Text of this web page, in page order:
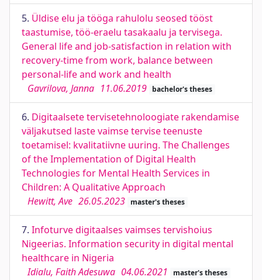
5. Üldise elu ja tööga rahulolu seosed tööst
taastumise, töö-eraelu tasakaalu ja tervisega.
General life and job-satisfaction in relation with
recovery-time from work, balance between
personal-life and work and health
Gavrilova, Janna 11.06.2019 bachelor's theses
6. Digitaalsete tervisetehnoloogiate rakendamise
väljakutsed laste vaimse tervise teenuste
toetamisel: kvalitatiivne uuring. The Challenges
of the Implementation of Digital Health
Technologies for Mental Health Services in
Children: A Qualitative Approach
Hewitt, Ave 26.05.2023 master's theses
7. Infoturve digitaalses vaimses tervishoius
Nigeerias. Information security in digital mental
healthcare in Nigeria
Idialu, Faith Adesuwa 04.06.2021 master's theses